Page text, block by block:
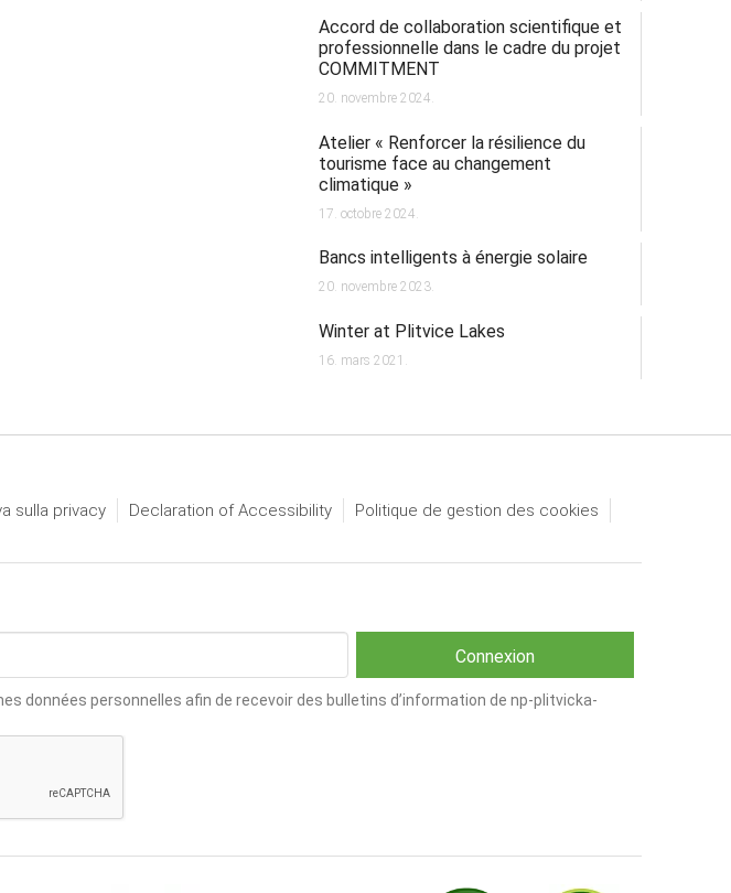
Accord de collaboration scientifique et
professionnelle dans le cadre du projet
COMMITMENT
20. novembre 2024.
Atelier « Renforcer la résilience du
tourisme face au changement
climatique »
17. octobre 2024.
Bancs intelligents à énergie solaire
20. novembre 2023.
Winter at Plitvice Lakes
16. mars 2021.
sulla privacy Declaration of Accessibility
Politique de gestion des cookies
données personnelles afin de recevoir des bulletins d’information de np-plitvicka-